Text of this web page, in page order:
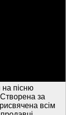
на пісню
за
всім